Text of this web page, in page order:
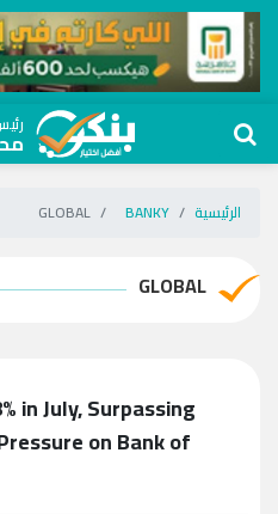
الرئيسية BANKY
GLOBAL
GLOBAL
in July, Surpassing
on Bank of